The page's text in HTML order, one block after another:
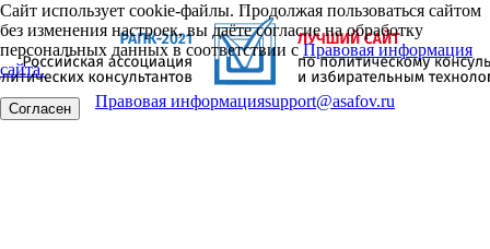
Сайт использует cookie-файлы. Продолжая пользоваться сайтом
без изменения настроек, вы даёте согласие на обработку
персональных данных в соответствии сПравовая информация
сайта.
Согласен Правовая информацияsupport@asafov.ru